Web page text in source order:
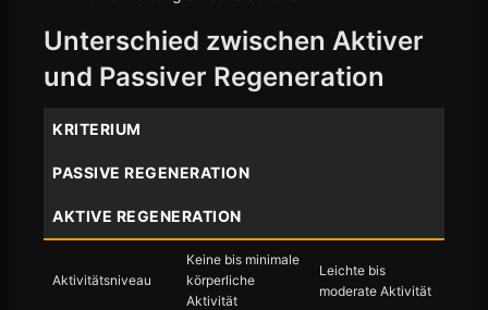
Unterschied zwischen Aktiver
und Passiver Regeneration
KRITERIUM
PASSIVE REGENERATION
AKTIVE REGENERATION
Aktivitätsniveau
Keine bis minimale
körperliche
Aktivität
Leichte bis
moderate Aktivität